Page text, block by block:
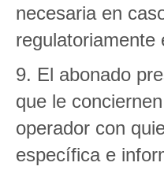
necesaria en
regulatoriamente
9. El abonado
que le
operador con
específica e